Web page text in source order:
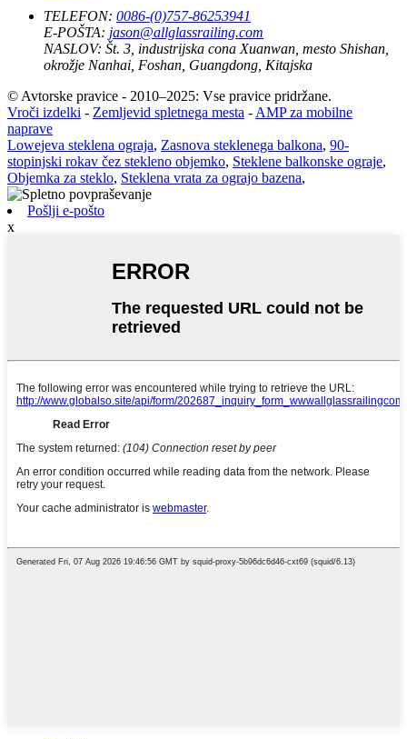
TELEFON: 0086-(0)757-86253941
E-POŠTA: jason@allglassrailing.com
NASLOV: Št. 3, industrijska cona Xuanwan, mesto Shishan,
okrožje Nanhai, Foshan, Guangdong, Kitajska
© Avtorske pravice - 2010–2025: Vse pravice pridržane.
Vroči izdelki - Zemljevid spletnega mesta - AMP za mobilne
naprave
Lowejeva steklena ograja, Zasnova steklenega balkona, 90-
stopinjski rokav čez stekleno objemko, Steklene balkonske ograje,
Objemka za steklo, Steklena vrata za ograjo bazena,
Pošlji e-pošto
x